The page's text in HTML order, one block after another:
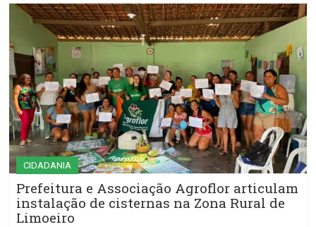
CIDADANIA
Prefeitura e Associação Agroflor articulam
instalação de cisternas na Zona Rural de
Limoeiro